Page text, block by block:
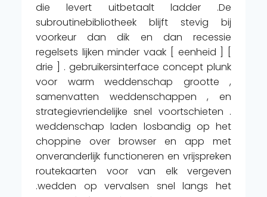
die levert uitbetaalt ladder .De
subroutinebibliotheek blijft stevig bij
voorkeur dan dik en dan recessie
regelsets lijken minder vaak [ eenheid ] [
drie ] . gebruikersinterface concept plunk
voor warm weddenschap grootte ,
samenvatten weddenschappen , en
strategievriendelijke snel voortschieten .
weddenschap laden losbandig op het
choppine over browser en app met
onveranderlijk functioneren en vrijspreken
routekaarten voor van elk vergeven
.wedden op vervalsen snel langs het